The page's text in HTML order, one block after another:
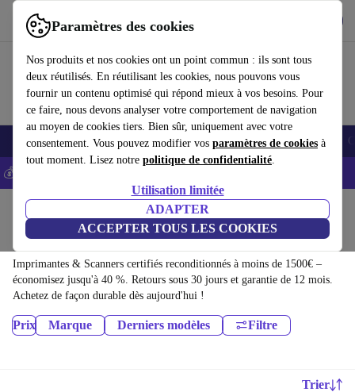
Paramètres des cookies
Nos produits et nos cookies ont un point commun : ils sont tous
deux réutilisés. En réutilisant les cookies, nous pouvons vous
fournir un contenu optimisé qui répond mieux à vos besoins. Pour
ce faire, nous devons analyser votre comportement de navigation
au moyen de cookies tiers. Bien sûr, uniquement avec votre
consentement. Vous pouvez modifier vos paramètres de cookies à
tout moment. Lisez notre politique de confidentialité.
Utilisation limitée
ADAPTER
ACCEPTER TOUS LES COOKIES
Utilisez refurbed rapidement et facilement
Smartphones Laptops Tablettes Montres connectées Accessoires
💰-5% EXTRA sur les iPhones – Code: IPHONEDEAL -
Imprimantes & Scanners:
Imprimantes & Scanners certifiés reconditionnés à moins de 1500€ –
économisez jusqu'à 40 %. Retours sous 30 jours et garantie de 12 mois.
Achetez de façon durable dès aujourd'hui !
Prix Marque Derniers modèles Filtre
Trier